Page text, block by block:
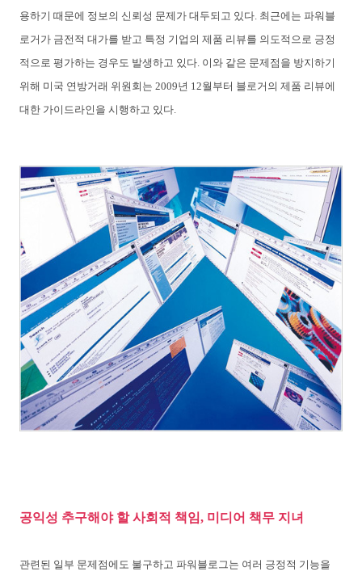
용하기 때문에 정보의 신뢰성 문제가 대두되고 있다. 최근에는 파워블
로거가 금전적 대가를 받고 특정 기업의 제품 리뷰를 의도적으로 긍정
적으로 평가하는 경우도 발생하고 있다. 이와 같은 문제점을 방지하기
위해 미국 연방거래 위원회는 2009년 12월부터 블로거의 제품 리뷰에
대한 가이드라인을 시행하고 있다.
공익성 추구해야 할 사회적 책임, 미디어 책무 지녀
관련된 일부 문제점에도 불구하고 파워블로그는 여러 긍정적 기능을